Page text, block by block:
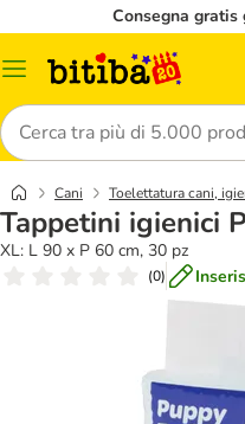
Consegna gratis
Overview
Cerca
Cani Toelettatura cani,
Tappetini igienici
XL: L 90 x P 60 cm, 30 pz
(0)